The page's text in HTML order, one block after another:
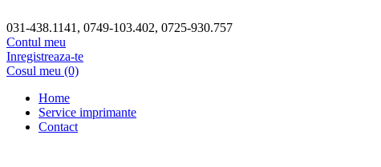
031-438.1141, 0749-103.402, 0725-930.757
Contul meu
Inregistreaza-te
Cosul meu (0)
Home
Service imprimante
Contact